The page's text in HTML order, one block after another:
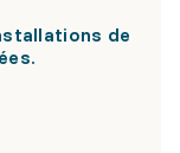
de